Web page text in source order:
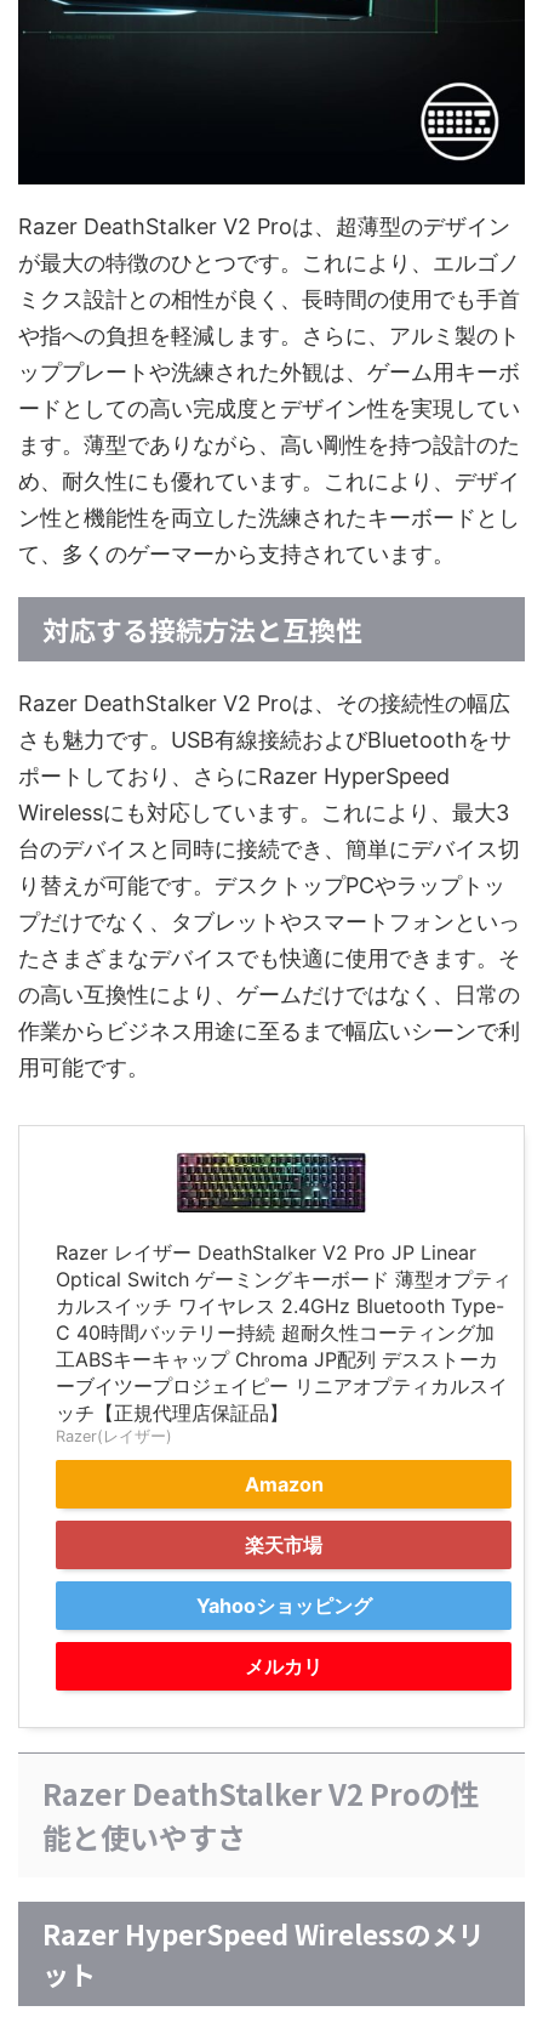
Razer DeathStalker V2 Proは、超薄型のデザイン
が最大の特徴のひとつです。これにより、エルゴノ
ミクス設計との相性が良く、長時間の使用でも手首
や指への負担を軽減します。さらに、アルミ製のト
ッププレートや洗練された外観は、ゲーム用キーボ
ードとしての高い完成度とデザイン性を実現してい
ます。薄型でありながら、高い剛性を持つ設計のた
め、耐久性にも優れています。これにより、デザイ
ン性と機能性を両立した洗練されたキーボードとし
て、多くのゲーマーから支持されています。
対応する接続方法と互換性
Razer DeathStalker V2 Proは、その接続性の幅広
さも魅力です。USB有線接続およびBluetoothをサ
ポートしており、さらにRazer HyperSpeed
Wirelessにも対応しています。これにより、最大3
台のデバイスと同時に接続でき、簡単にデバイス切
り替えが可能です。デスクトップPCやラップトッ
プだけでなく、タブレットやスマートフォンといっ
たさまざまなデバイスでも快適に使用できます。そ
の高い互換性により、ゲームだけではなく、日常の
作業からビジネス用途に至るまで幅広いシーンで利
用可能です。
Razer レイザー DeathStalker V2 Pro JP Linear
Optical Switch ゲーミングキーボード 薄型オプティ
カルスイッチ ワイヤレス 2.4GHz Bluetooth Type-
C 40時間バッテリー持続 超耐久性コーティング加
工ABSキーキャップ Chroma JP配列 デスストーカ
ーブイツープロジェイピー リニアオプティカルスイ
ッチ【正規代理店保証品】
Razer(レイザー)
Amazon
楽天市場
Yahooショッピング
メルカリ
Razer DeathStalker V2 Proの性
能と使いやすさ
Razer HyperSpeed Wirelessのメリ
ット